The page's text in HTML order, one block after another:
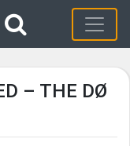
– THE DØ